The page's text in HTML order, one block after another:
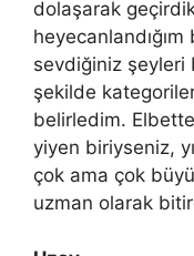
dolaşarak
heyecanlandığım
sevdiğiniz şeyleri
şekilde
belirledim.
yiyen biriyseniz,
çok ama çok
uzman olarak